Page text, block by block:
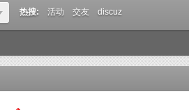
热搜: 活动 交友 discuz